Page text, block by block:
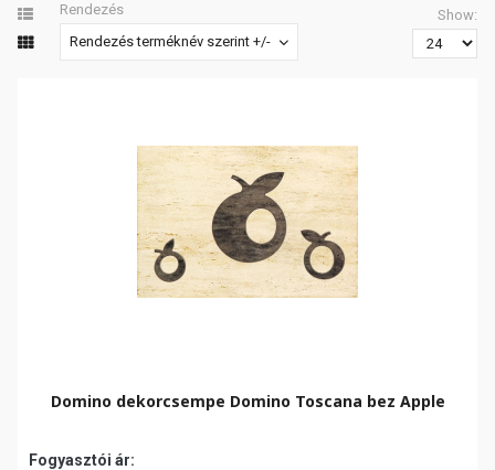
Rendezés
Rendezés terméknév szerint +/-
Show:
Domino dekorcsempe Domino Toscana bez Apple
Fogyasztói ár: